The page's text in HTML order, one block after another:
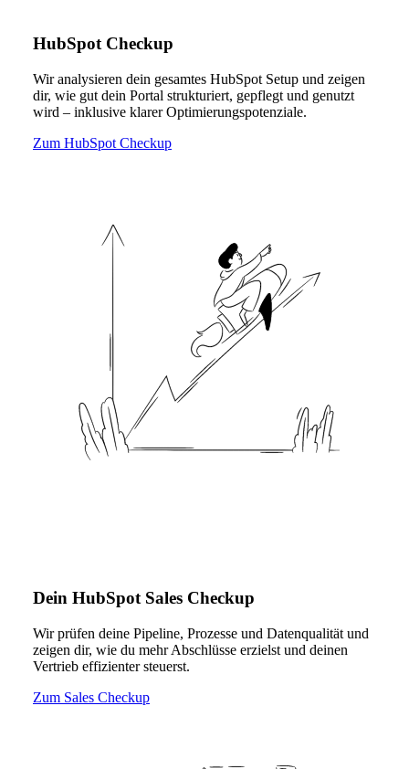
HubSpot Checkup
Wir analysieren dein gesamtes HubSpot Setup und zeigen
dir, wie gut dein Portal strukturiert, gepflegt und genutzt
wird – inklusive klarer Optimierungspotenziale.
Zum HubSpot Checkup
Dein HubSpot Sales Checkup
Wir prüfen deine Pipeline, Prozesse und Datenqualität und
zeigen dir, wie du mehr Abschlüsse erzielst und deinen
Vertrieb effizienter steuerst.
Zum Sales Checkup